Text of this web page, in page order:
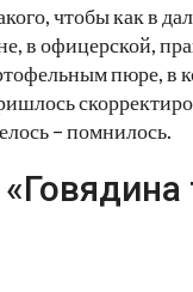
чтобы как в
в офицерской,
пюре, в
– помнилось.